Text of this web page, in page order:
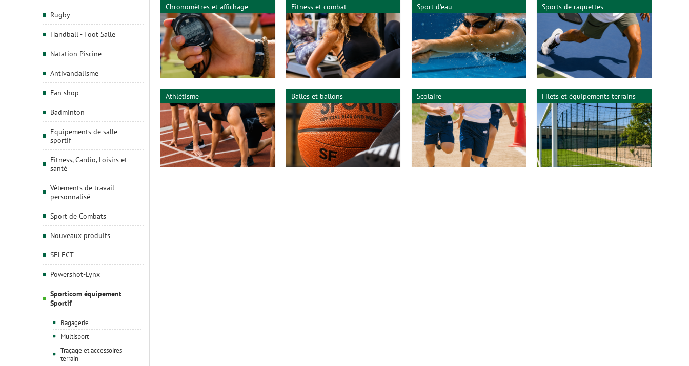
Chronomètres et affichage Fitness et combat Sport d'eau Sports de raquettes
Athlétisme Balles et ballons Scolaire Filets et équipements terrains
Rugby
Handball - Foot Salle
Natation Piscine
Antivandalisme
Fan shop
Badminton
Equipements de salle
sportif
Fitness, Cardio, Loisirs et
santé
Vêtements de travail
personnalisé
Sport de Combats
Nouveaux produits
SELECT
Powershot-Lynx
Sporticom équipement
Sportif
Bagagerie
Multisport
Traçage et accessoires
terrain